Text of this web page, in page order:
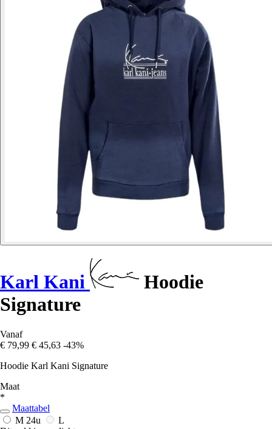
Karl Kani
Hoodie
Signature
Vanaf
€ 79,99 € 45,63 -43%
Hoodie Karl Kani Signature
Maat
*
Maattabel
M 24u
L